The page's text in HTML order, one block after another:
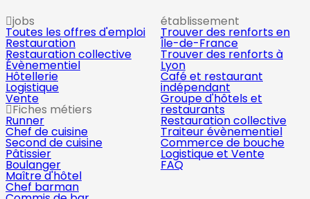
jobs
Toutes les offres d'emploi
Restauration
Restauration collective
Évènementiel
Hôtellerie
Logistique
Vente
Fiches métiers
Runner
Chef de cuisine
Second de cuisine
Pâtissier
Boulanger
Maître d'hôtel
Chef barman
établissement
Trouver des renforts en
Île-de-France
Trouver des renforts à
Lyon
Café et restaurant
indépendant
Groupe d'hôtels et
restaurants
Restauration collective
Traiteur évènementiel
Commerce de bouche
Logistique et Vente
FAQ